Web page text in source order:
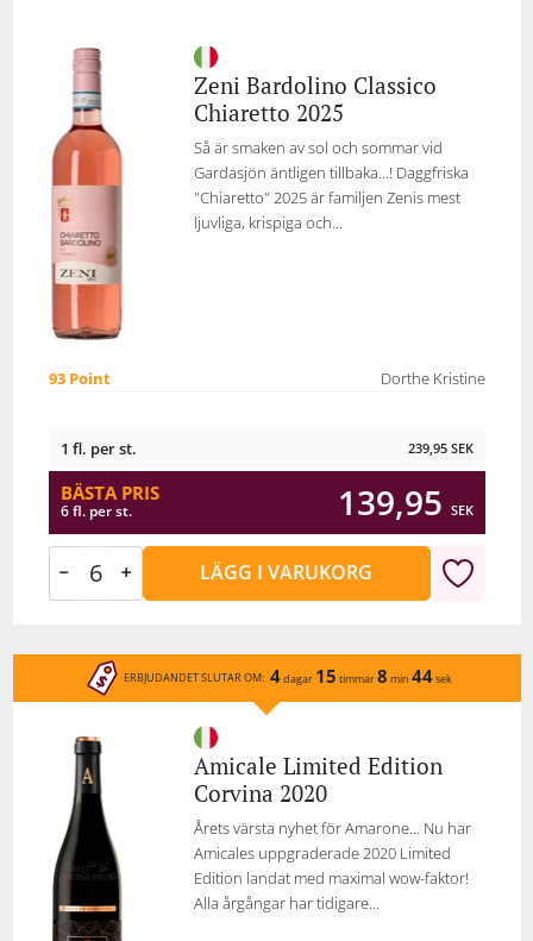
Zeni Bardolino Classico
Chiaretto 2025
Så är smaken av sol och sommar vid
Gardasjön äntligen tillbaka…! Daggfriska
"Chiaretto" 2025 är familjen Zenis mest
ljuvliga, krispiga och...
93 Point Dorthe Kristine
1 fl. per st. 239,95 SEK
BÄSTA PRIS
6 fl. per st. 139,95 SEK
LÄGG I VARUKORG
ERBJUDANDET SLUTAR OM: 4dagar 15 timmar8 min 44sek
Amicale Limited Edition
Corvina 2020
Årets värsta nyhet för Amarone… Nu har
Amicales uppgraderade 2020 Limited
Edition landat med maximal wow-faktor!
Alla årgångar har tidigare...